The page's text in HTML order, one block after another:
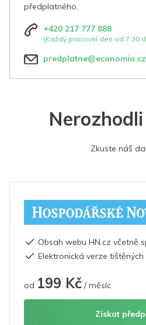
předplatného.
+420 217 777 888
(Každý pracovní den od 7:30
predplatne@economia.cz
Zkuste náš
Obsah webu HN.cz včetně
Elektronická verze
od 199 Kč / měsíc
Získat